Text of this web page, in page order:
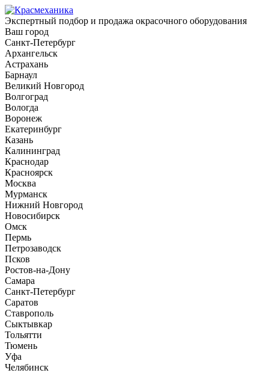
Экспертный подбор и продажа окрасочного оборудования
Ваш город
Санкт-Петербург
Архангельск
Астрахань
Барнаул
Великий Новгород
Волгоград
Вологда
Воронеж
Екатеринбург
Казань
Калининград
Краснодар
Красноярск
Москва
Мурманск
Нижний Новгород
Новосибирск
Омск
Пермь
Петрозаводск
Псков
Ростов-на-Дону
Самара
Санкт-Петербург
Саратов
Ставрополь
Сыктывкар
Тольятти
Тюмень
Уфа
Челябинск